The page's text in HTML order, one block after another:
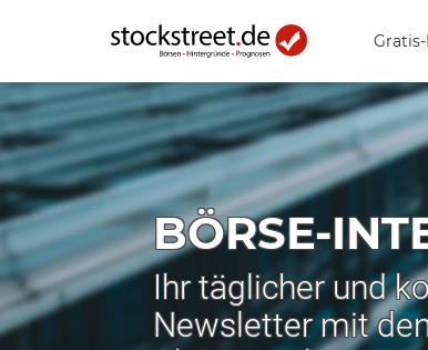
BÖRSE-
Ihr täglicher und
Newsletter mit